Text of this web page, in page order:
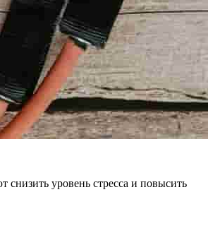
уровень стресса и повысить